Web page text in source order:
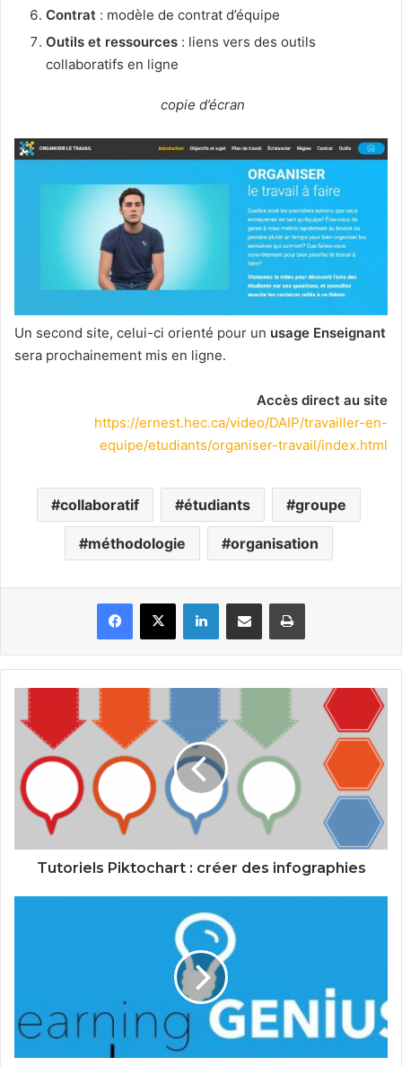
Contrat : modèle de contrat d’équipe
Outils et ressources : liens vers des outils
collaboratifs en ligne
copie d’écran
Un second site, celui-ci orienté pour un usage Enseignant
sera prochainement mis en ligne.
Accès direct au site
https://ernest.hec.ca/video/DAIP/travailler-en-
equipe/etudiants/organiser-travail/index.html
collaboratif étudiants groupe
méthodologie organisation
Facebook
X LinkedinPartager par email Imprimer
Tutoriels
Piktochart
des
infographies
Tutoriels Piktochart : créer des infographies
2018